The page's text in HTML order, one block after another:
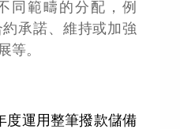
同範疇的分配，例
承諾、維持或加強
等。
度運用整筆撥款儲備